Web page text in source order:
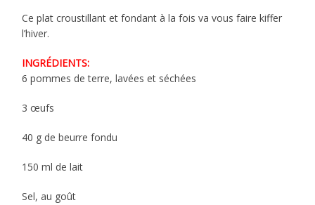
Ce plat croustillant et fondant à la fois va vous faire kiffer
l’hiver.
INGRÉDIENTS:
6 pommes de terre, lavées et séchées
3 œufs
40 g de beurre fondu
150 ml de lait
Sel, au goût